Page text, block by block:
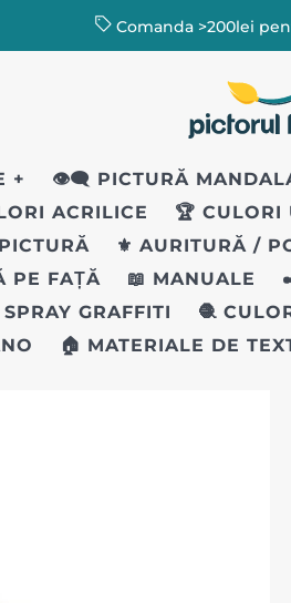
Comanda >200lei
+ 👁️‍🗨️ PICTURĂ
ACRILICE 🏆 CULORI
⚜️ AURITURĂ /
PE FAȚĂ 📖 MANUALE
SPRAY GRAFFITI 🧶
🏠 MATERIALE DE